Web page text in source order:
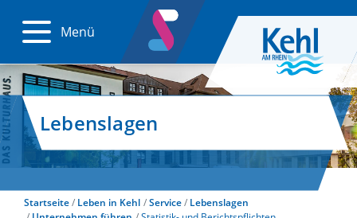
Menü
Lebenslagen
Startseite Leben in Kehl Service
Lebenslagen